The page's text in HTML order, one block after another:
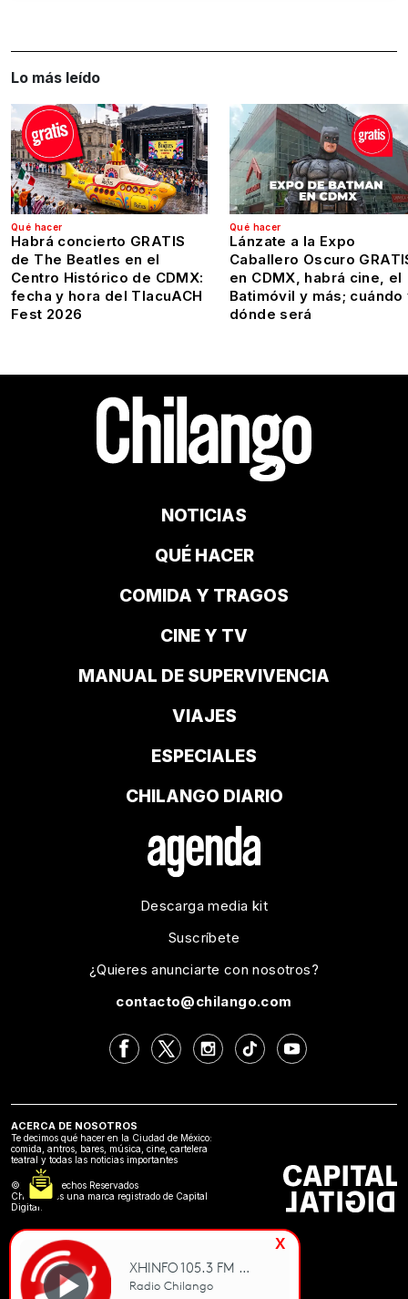
Lo más leído
Qué hacer
Habrá concierto GRATIS
de The Beatles en el
Centro Histórico de CDMX:
fecha y hora del TlacuACH
Fest 2026
Qué hacer
Lánzate a la Expo
Caballero Oscuro
en CDMX, habrá cine, el
Batimóvil y más; cuándo
dónde será
NOTICIAS
QUÉ HACER
COMIDA Y TRAGOS
CINE Y TV
MANUAL DE SUPERVIVENCIA
VIAJES
ESPECIALES
CHILANGO DIARIO
Descarga media kit
Suscríbete
¿Quieres anunciarte con nosotros?
contacto@chilango.com
ACERCA DE NOSOTROS
Te decimos qué hacer en la Ciudad de México:
comida, antros, bares, música, cine, cartelera
teatral y todas las noticias importantes
©2024 Derechos Reservados
Chilango es una marca registrado de Capital
Digital.
x